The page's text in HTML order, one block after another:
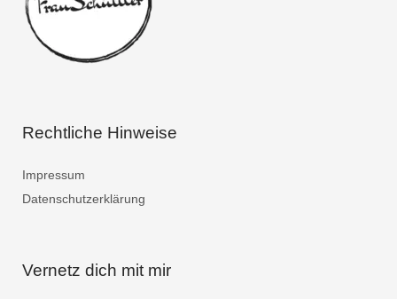
Rechtliche Hinweise
Impressum
Datenschutzerklärung
Vernetz dich mit mir